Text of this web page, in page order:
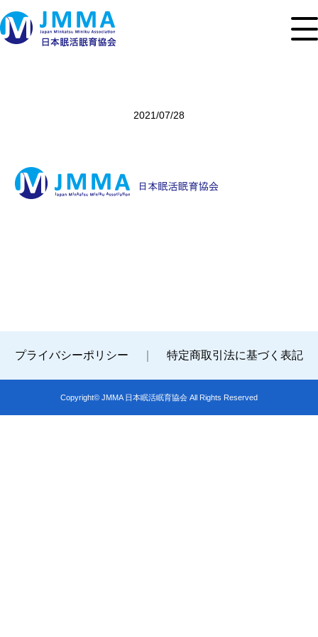
2021/07/28
プライバシーポリシー 特定商取引法に基づく表記
Copyright© JMMA 日本眠活眠育協会 All Rights Reserved